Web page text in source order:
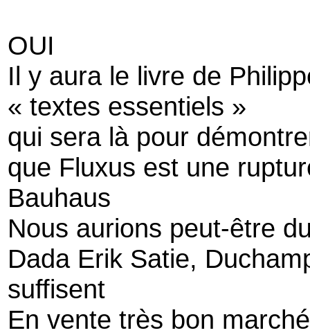
OUI
Il y aura le livre de
« textes essentiels »
qui sera là pour
que Fluxus est une
Bauhaus
Nous aurions peut-être
Dada Erik Satie,
suffisent
En vente très bon